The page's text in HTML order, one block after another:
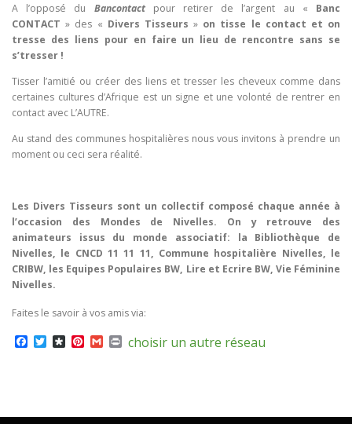
A l’opposé du Bancontactpour retirer de l’argent au « Banc
CONTACT » des « Divers Tisseurs » on tisse le contact et on
tresse des liens pour en faire un lieu de rencontre sans se
s’tresser !
Tisser l’amitié ou créer des liens et tresser les cheveux comme dans
certaines cultures d’Afrique est un signe et une volonté de rentrer en
contact avec L’AUTRE.
Au stand des communes hospitalières nous vous invitons à prendre un
moment ou ceci sera réalité.
Les Divers Tisseurs sont un collectif composé chaque année à
l’occasion des Mondes de Nivelles. On y retrouve des
animateurs issus du monde associatif: la Bibliothèque de
Nivelles, le CNCD 11 11 11, Commune hospitalière Nivelles, le
CRIBW, les Equipes Populaires BW, Lire et Ecrire BW, Vie Féminine
Nivelles.
Faites le savoir à vos amis via:
Facebook
TwitterDiaspora
Pinterest
GmailPrint
choisir un autre réseau